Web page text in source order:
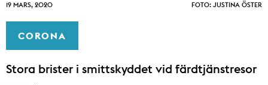
19 MARS, 2020 FOTO: JUSTINA ÖSTER
CORONA
Stora brister i smittskyddet vid färdtjänstresor